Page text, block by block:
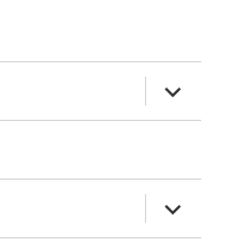
öffnen
öffnen